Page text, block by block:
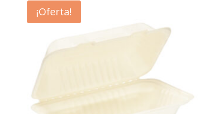
¡Oferta!